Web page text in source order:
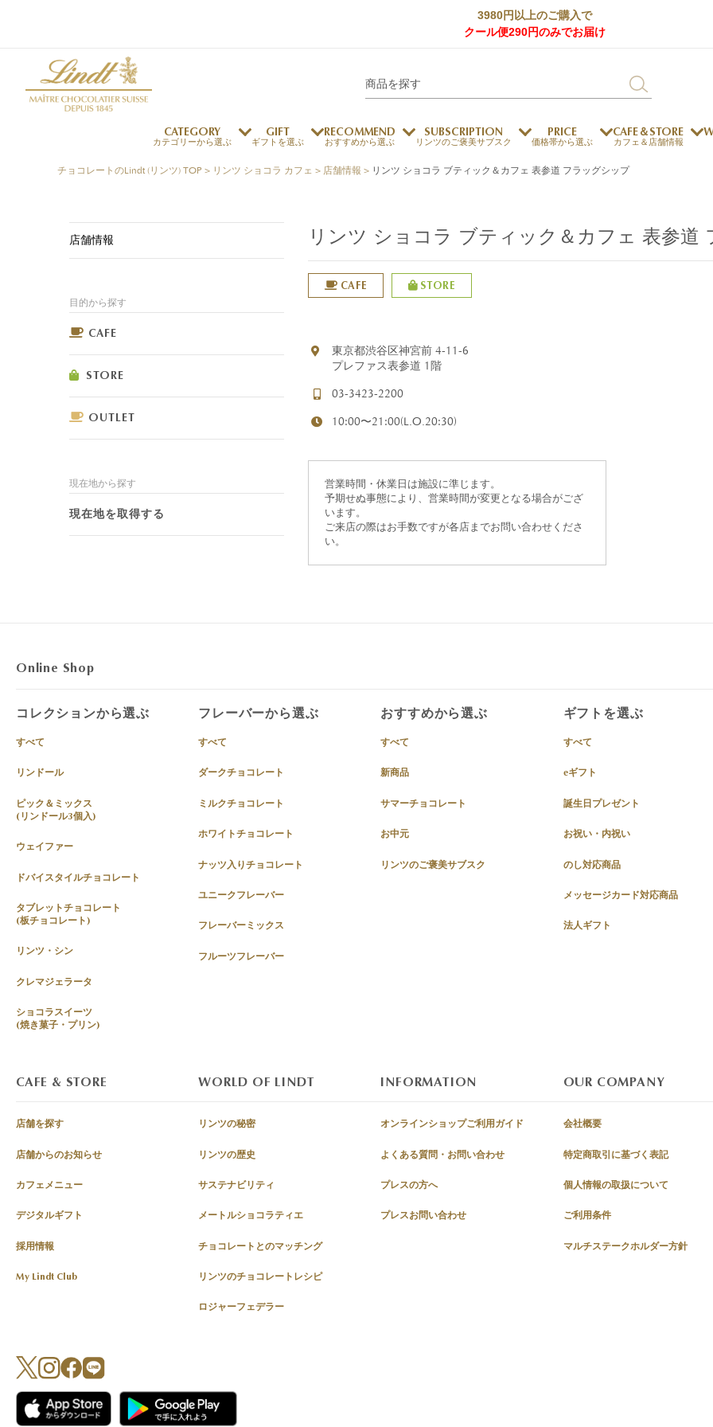
3980円以上のご購入で
クール便290円のみでお届け
CATEGORY
カテゴリーから選ぶ
フレーバー一覧
(焼き菓子)
すべて
GIFT
ギフトを選ぶ
RECOMMEND
おすすめから選ぶ
SUBSCRIPTION
リンツのご褒美サブスク
ご褒美サブスク
PRICE
価格帯から選ぶ
～￥2,000
～￥5,000
CAFE＆STORE
カフェ＆店舗情報
独自の技術
リンツの発明
完璧な仕上げ
メートルショコラティエ
チョコレートとワイン
チョコレートと紅茶
よくある質問・お問い合わせ
プレスの方へ
チョコレートのLindt (リンツ) TOP > リンツ ショコラ カフェ > 店舗情報 > リンツ ショコラ ブティック＆カフェ 表参道 フラッグシップ
リンツ ショコラ ブティック＆カフェ 表参道
CAFE STORE
東京都渋谷区神宮前 4-11-6
プレファス表参道 1階
03-3423-2200
10:00〜21:00(L.O.20:30)
営業時間・休業日は施設に準じます。
予期せぬ事態により、営業時間が変更となる場合がござ
います。
ご来店の際はお手数ですが各店までお問い合わせくださ
い。
店舗情報
目的から探す
CAFE
STORE
OUTLET
現在地から探す
現在地を取得する
Online Shop
コレクションから選ぶ
すべて
リンドール
ピック＆ミックス
(リンドール3個入)
ウェイファー
ドバイスタイルチョコレート
タブレットチョコレート
(板チョコレート)
リンツ・シン
クレマジェラータ
ショコラスイーツ
(焼き菓子・プリン)
フレーバーから選ぶ
すべて
ダークチョコレート
ミルクチョコレート
ホワイトチョコレート
ナッツ入りチョコレート
ユニークフレーバー
フレーバーミックス
フルーツフレーバー
おすすめから選ぶ
すべて
新商品
サマーチョコレート
お中元
リンツのご褒美サブスク
ギフトを選ぶ
すべて
eギフト
誕生日プレゼント
お祝い・内祝い
のし対応商品
メッセージカード対応商品
法人ギフト
CAFE & STORE
店舗を探す
店舗からのお知らせ
カフェメニュー
デジタルギフト
採用情報
My Lindt Club
WORLD OF LINDT
リンツの秘密
リンツの歴史
サステナビリティ
メートルショコラティエ
チョコレートとのマッチング
リンツのチョコレートレシピ
ロジャーフェデラー
INFORMATION
オンラインショップご利用ガイド
よくある質問・お問い合わせ
プレスの方へ
プレスお問い合わせ
OUR COMPANY
会社概要
特定商取引に基づく表記
個人情報の取扱について
ご利用条件
マルチステークホルダー方針